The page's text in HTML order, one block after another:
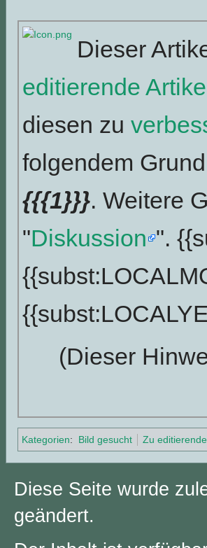
Dieser
editierende
diesen zu
folgendem
{{{1}}}. Weitere
"Diskussion ".
(Dieser
Kategorien: Bild gesucht Zu
Diese Seite wurde
geändert.